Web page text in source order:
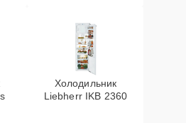
Холодильник
Liebherr IKB 2360